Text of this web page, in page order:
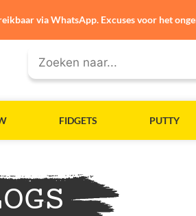
FIDGETS PUTTY
via WhatsApp. Excuses voor het